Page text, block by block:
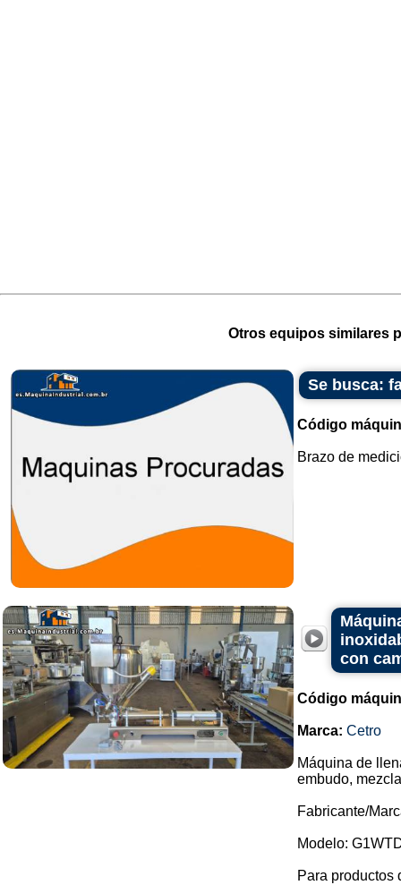
Otros equipos similares
Se busca:
Código
Brazo de
con
Código
Marca: Cetro
Máquina de
embudo,
Fabricante/
Modelo:
Para productos